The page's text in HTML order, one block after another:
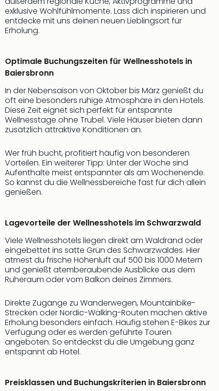
exklusive Wohlfühlmomente. Lass dich inspirieren und
entdecke mit uns deinen neuen Lieblingsort für
Erholung.
Optimale Buchungszeiten für Wellnesshotels in
Baiersbronn
In der Nebensaison von Oktober bis März genießt du
oft eine besonders ruhige Atmosphäre in den Hotels.
Diese Zeit eignet sich perfekt für entspannte
Wellnesstage ohne Trubel. Viele Häuser bieten dann
zusätzlich attraktive Konditionen an.
Wer früh bucht, profitiert häufig von besonderen
Vorteilen. Ein weiterer Tipp: Unter der Woche sind
Aufenthalte meist entspannter als am Wochenende.
So kannst du die Wellnessbereiche fast für dich allein
genießen.
Lagevorteile der Wellnesshotels im Schwarzwald
Viele Wellnesshotels liegen direkt am Waldrand oder
eingebettet ins satte Grün des Schwarzwaldes. Hier
atmest du frische Höhenluft auf 500 bis 1000 Metern
und genießt atemberaubende Ausblicke aus dem
Ruheraum oder vom Balkon deines Zimmers.
Direkte Zugänge zu Wanderwegen, Mountainbike-
Strecken oder Nordic-Walking-Routen machen aktive
Erholung besonders einfach. Häufig stehen E-Bikes zur
Verfügung oder es werden geführte Touren
angeboten. So entdeckst du die Umgebung ganz
entspannt ab Hotel.
Preisklassen und Buchungskriterien in Baiersbronn